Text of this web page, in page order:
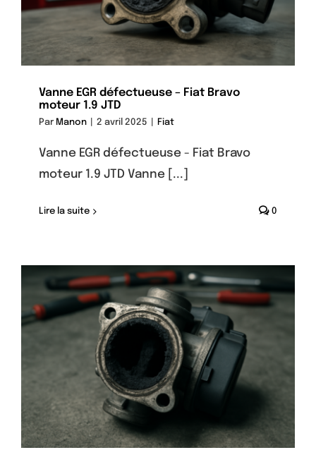
Vanne EGR défectueuse – Fiat Bravo
moteur 1.9 JTD
Par Manon 2 avril 2025 Fiat
Vanne EGR défectueuse - Fiat Bravo
moteur 1.9 JTD Vanne [...]
Lire la suite 0